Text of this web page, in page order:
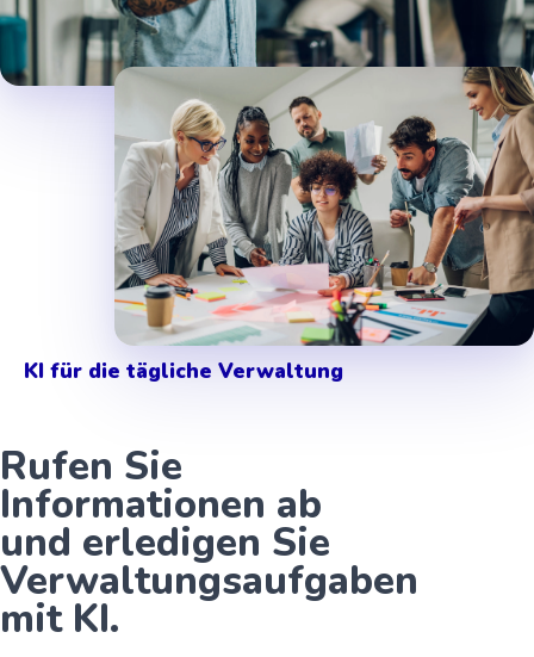
Verbundene Unternehmensdaten
KI für die tägliche Verwaltung
Rufen Sie
Informationen ab
und erledigen Sie
Verwaltungsaufgaben
mit KI.